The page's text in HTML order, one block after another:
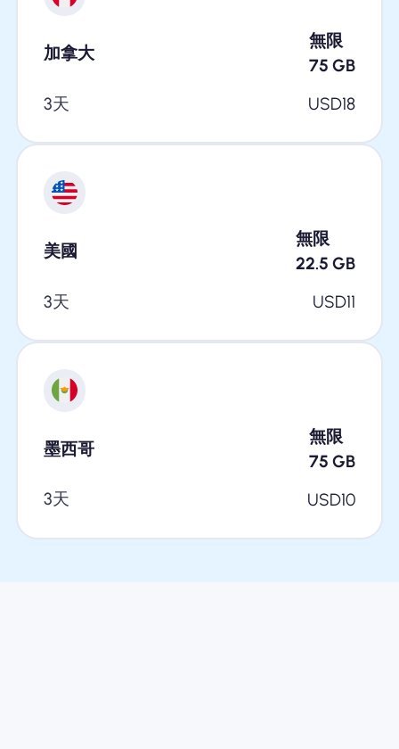
加拿大
無限
75 GB
3天
USD18
美國
無限
22.5 GB
3天
USD11
墨西哥
無限
75 GB
3天
USD10